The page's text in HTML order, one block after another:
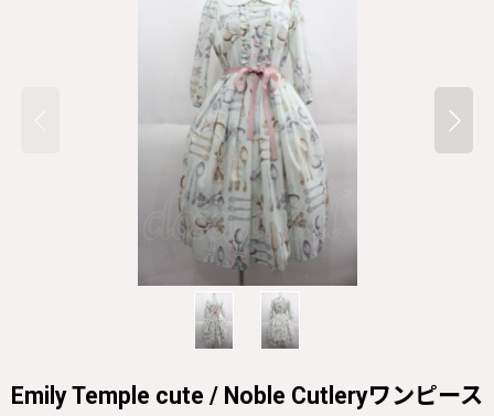
Emily Temple cute / Noble Cutleryワンピース